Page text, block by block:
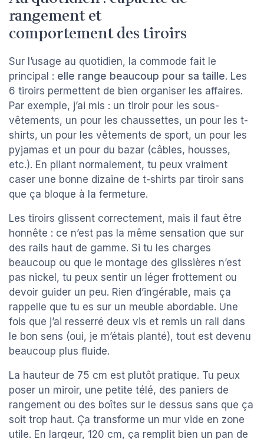
rangement et
comportement des tiroirs
Sur l’usage au quotidien, la commode fait le
principal : elle range beaucoup pour sa taille. Les
6 tiroirs permettent de bien organiser les affaires.
Par exemple, j’ai mis : un tiroir pour les sous-
vêtements, un pour les chaussettes, un pour les t-
shirts, un pour les vêtements de sport, un pour les
pyjamas et un pour du bazar (câbles, housses,
etc.). En pliant normalement, tu peux vraiment
caser une bonne dizaine de t-shirts par tiroir sans
que ça bloque à la fermeture.
Les tiroirs glissent correctement, mais il faut être
honnête : ce n’est pas la même sensation que sur
des rails haut de gamme. Si tu les charges
beaucoup ou que le montage des glissières n’est
pas nickel, tu peux sentir un léger frottement ou
devoir guider un peu. Rien d’ingérable, mais ça
rappelle que tu es sur un meuble abordable. Une
fois que j’ai resserré deux vis et remis un rail dans
le bon sens (oui, je m’étais planté), tout est devenu
beaucoup plus fluide.
La hauteur de 75 cm est plutôt pratique. Tu peux
poser un miroir, une petite télé, des paniers de
rangement ou des boîtes sur le dessus sans que ça
soit trop haut. Ça transforme un mur vide en zone
utile. En largeur, 120 cm, ça remplit bien un pan de